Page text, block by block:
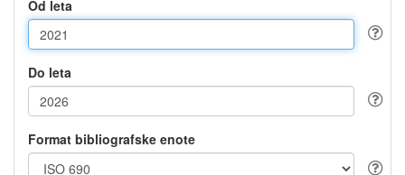
Od leta
Do leta
Format bibliografske enote